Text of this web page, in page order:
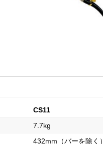
CS11
7.7kg
432mm（バーを除く）